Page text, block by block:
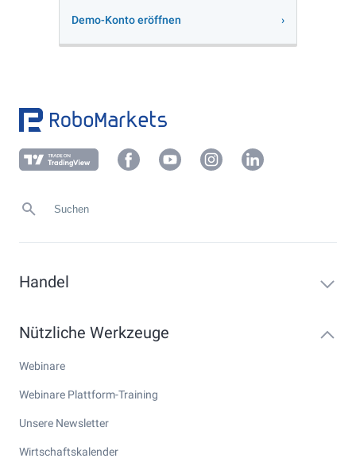
Demo-Konto eröffnen
Handel
Nützliche Werkzeuge
Webinare
Webinare Plattform-Training
Unsere Newsletter
Wirtschaftskalender